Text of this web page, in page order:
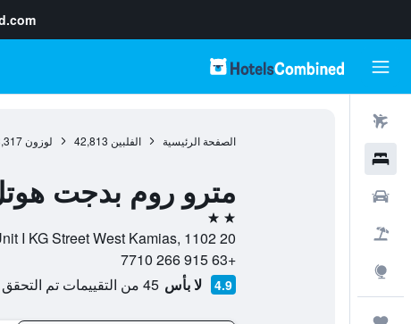
الصفحة الرئيسية الفلبين 42,813 لوزون
مترو روم بدجت
2 نجمتين
20 Unit I KG Street West Kamias, 1102, مانيلا, مترو مانيلا, الفلبين
+63 915 266 7710
4.9 لا بأس 45 من التقييمات تم التحقق منها